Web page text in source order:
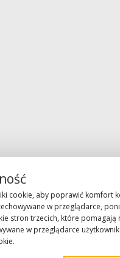
cookie, aby poprawić komfort
w przeglądarce,
stron trzecich, które
w przeglądarce